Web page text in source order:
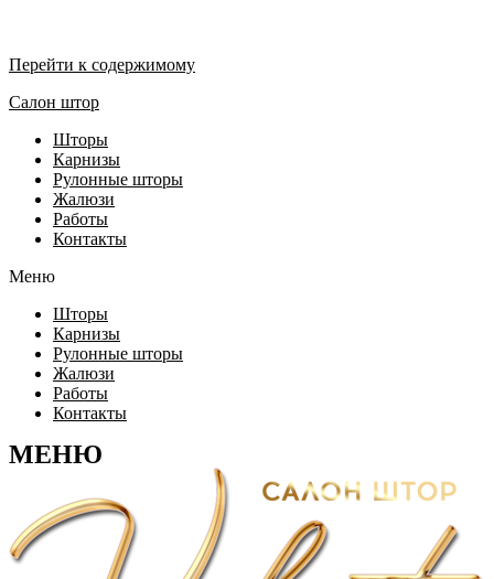
Перейти к содержимому
Салон штор
Шторы
Карнизы
Рулонные шторы
Жалюзи
Работы
Контакты
Меню
Шторы
Карнизы
Рулонные шторы
Жалюзи
Работы
Контакты
МЕНЮ